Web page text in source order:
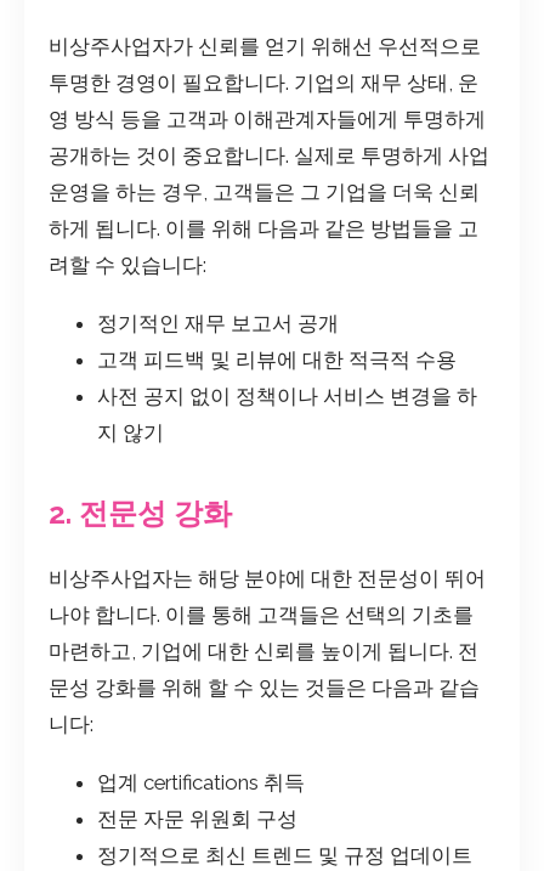
비상주사업자가 신뢰를 얻기 위해선 우선적으로
투명한 경영이 필요합니다. 기업의 재무 상태, 운
영 방식 등을 고객과 이해관계자들에게 투명하게
공개하는 것이 중요합니다. 실제로 투명하게 사업
운영을 하는 경우, 고객들은 그 기업을 더욱 신뢰
하게 됩니다. 이를 위해 다음과 같은 방법들을 고
려할 수 있습니다:
정기적인 재무 보고서 공개
고객 피드백 및 리뷰에 대한 적극적 수용
사전 공지 없이 정책이나 서비스 변경을 하
지 않기
2. 전문성 강화
비상주사업자는 해당 분야에 대한 전문성이 뛰어
나야 합니다. 이를 통해 고객들은 선택의 기초를
마련하고, 기업에 대한 신뢰를 높이게 됩니다. 전
문성 강화를 위해 할 수 있는 것들은 다음과 같습
니다:
업계 certifications 취득
전문 자문 위원회 구성
정기적으로 최신 트렌드 및 규정 업데이트